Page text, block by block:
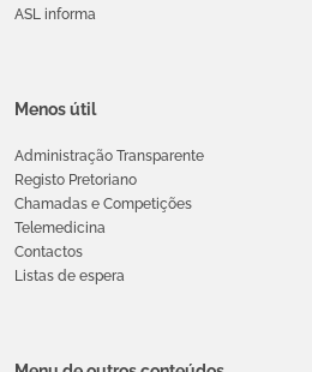
ASL informa
Menos útil
Administração Transparente
Registo Pretoriano
Chamadas e Competições
Telemedicina
Contactos
Listas de espera